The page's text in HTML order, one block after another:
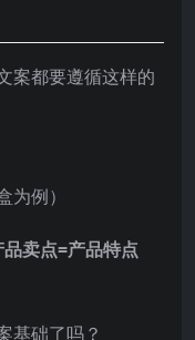
案都要遵循这样的
例）
品卖点=产品特点